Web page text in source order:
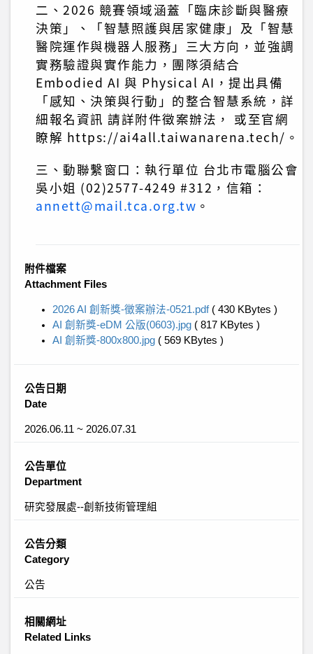
二、2026 競賽領域涵蓋「臨床診斷與醫療
決策」、「智慧照護與居家健康」及「智慧
醫院運作與機器人服務」三大方向，並強調
實務驗證與實作能力，團隊須結合
Embodied AI 與 Physical AI，提出具備
「感知、決策與行動」的整合智慧系統，詳
細報名資訊 請詳附件徵案辦法， 或至官網
瞭解 https://ai4all.taiwanarena.tech/。
三、動聯繫窗口：執行單位 台北市電腦公會
吳小姐 (02)2577-4249 #312，信箱：
annett@mail.tca.org.tw 。
附件檔案
Attachment Files
2026 AI 創新獎-徵案辦法-0521.pdf ( 430 KBytes )
AI 創新獎-eDM 公版(0603).jpg ( 817 KBytes )
AI 創新獎-800x800.jpg ( 569 KBytes )
公告日期
Date
2026.06.11 ~ 2026.07.31
公告單位
Department
研究發展處--創新技術管理組
公告分類
Category
公告
相關網址
Related Links